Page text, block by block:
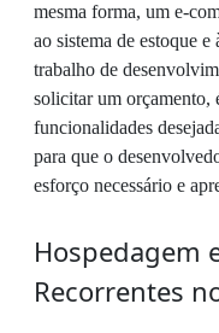
mesma forma, um e-
ao sistema de estoque
trabalho de
solicitar um orçamento,
funcionalidades
para que o
esforço necessário e
Hospedagem
Recorrentes